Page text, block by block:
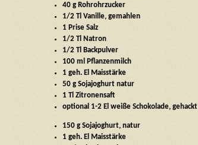
40 g Rohrohrzucker
1/2 Tl Vanille, gemahlen
1 Prise Salz
1/2 Tl Natron
1/2 Tl Backpulver
100 ml Pflanzenmilch
1 geh. El Maisstärke
50 g Sojajoghurt natur
1 Tl Zitronensaft
optional 1-2 El weiße Schokolade, gehackt
150 g Sojajoghurt, natur
1 geh. El Maisstärke